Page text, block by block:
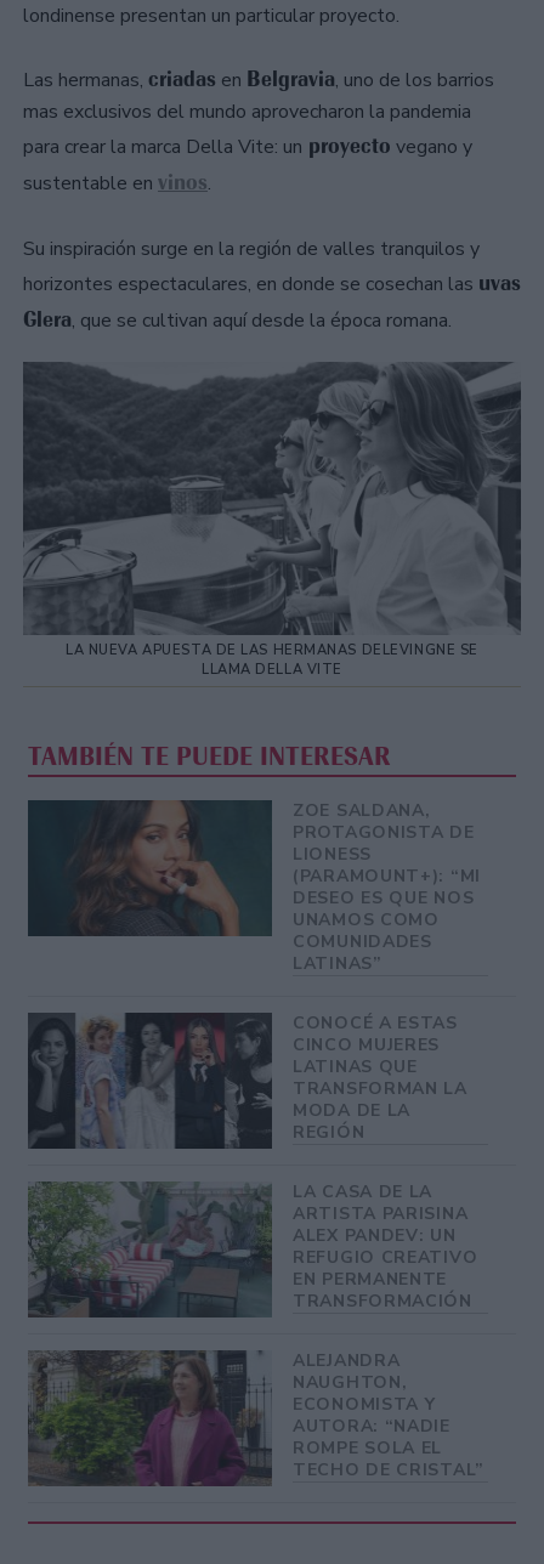
londinense presentan un particular proyecto.
Las hermanas, criadas en Belgravia, uno de los barrios
mas exclusivos del mundo aprovecharon la pandemia
para crear la marca Della Vite: un proyecto vegano y
sustentable en vinos.
Su inspiración surge en la región de valles tranquilos y
horizontes espectaculares, en donde se cosechan las uvas
Glera, que se cultivan aquí desde la época romana.
LA NUEVA APUESTA DE LAS HERMANAS DELEVINGNE SE
LLAMA DELLA VITE
TAMBIÉN TE PUEDE INTERESAR
ZOE SALDANA,
PROTAGONISTA DE
LIONESS
(PARAMOUNT+): “MI
DESEO ES QUE NOS
UNAMOS COMO
COMUNIDADES
LATINAS”
CONOCÉ A ESTAS
CINCO MUJERES
LATINAS QUE
TRANSFORMAN LA
MODA DE LA
REGIÓN
LA CASA DE LA
ARTISTA PARISINA
ALEX PANDEV: UN
REFUGIO CREATIVO
EN PERMANENTE
TRANSFORMACIÓN
ALEJANDRA
NAUGHTON,
ECONOMISTA Y
AUTORA: “NADIE
ROMPE SOLA EL
TECHO DE CRISTAL”